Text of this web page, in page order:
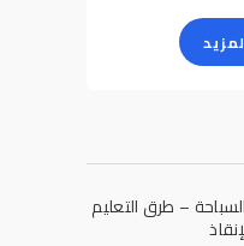
– طرق التعليم